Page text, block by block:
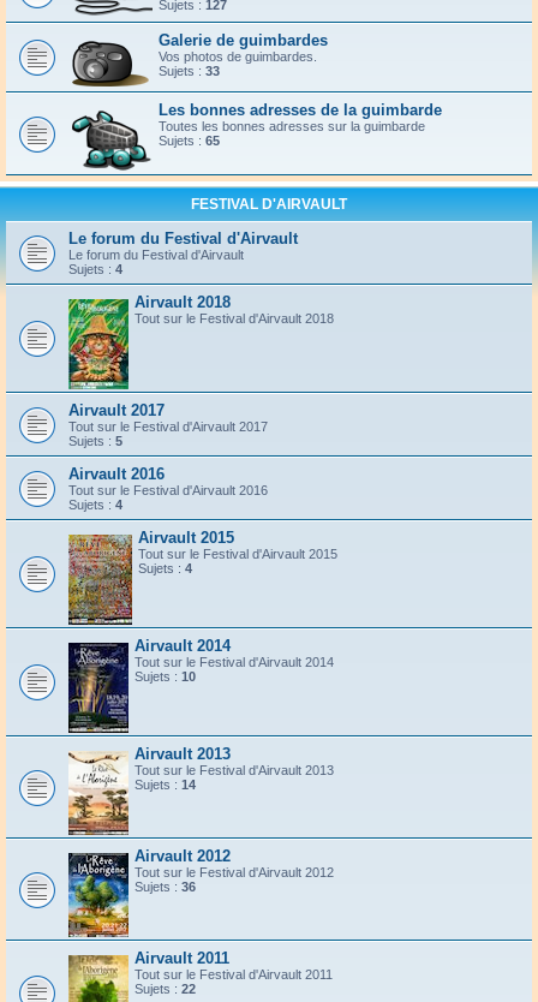
Sujets : 127
Galerie de guimbardes
Vos photos de guimbardes.
Sujets : 33
Les bonnes adresses de la guimbarde
Toutes les bonnes adresses sur la guimbarde
Sujets : 65
FESTIVAL D'AIRVAULT
Le forum du Festival d'Airvault
Le forum du Festival d'Airvault
Sujets : 4
Airvault 2018
Tout sur le Festival d'Airvault 2018
Airvault 2017
Tout sur le Festival d'Airvault 2017
Sujets : 5
Airvault 2016
Tout sur le Festival d'Airvault 2016
Sujets : 4
Airvault 2015
Tout sur le Festival d'Airvault 2015
Sujets : 4
Airvault 2014
Tout sur le Festival d'Airvault 2014
Sujets : 10
Airvault 2013
Tout sur le Festival d'Airvault 2013
Sujets : 14
Airvault 2012
Tout sur le Festival d'Airvault 2012
Sujets : 36
Airvault 2011
Tout sur le Festival d'Airvault 2011
Sujets : 22